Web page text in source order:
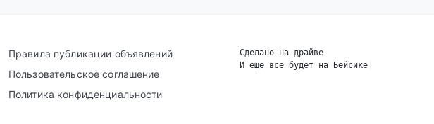
Правила публикации объявлений
Пользовательское соглашение
Политика конфиденциальности
Сделано на драйве
И еще все будет на Бейсике